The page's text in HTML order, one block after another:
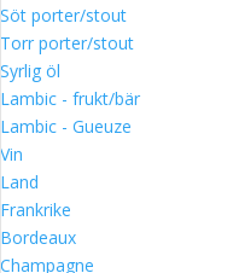
Söt porter/stout
Torr porter/stout
Syrlig öl
Lambic - frukt/bär
Lambic - Gueuze
Vin
Land
Frankrike
Bordeaux
Champagne